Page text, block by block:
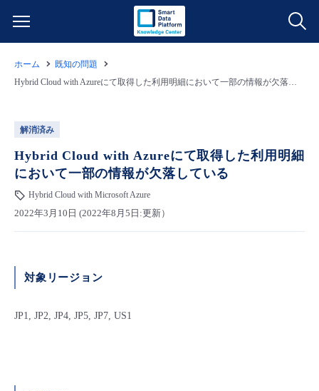
サービス一覧
クラウド/サーバー
ネットワーク
IoT
モニタリング/監査
サポート
データ利活用
クラウド/サーバー
ネットワーク
IoT
モニタリング/監査
料金情報
料金シミュレーター
データ利活用
クラウド/サーバー
ネットワーク
ご利用開始ガイド
■ 管理機能
- 管理機能
- バックアップ
- セキュリティ・監査
故障/メンテナンス情報
サービス稼働状況
ホーム
既知の問題
Hybrid Cloud with Azureにて取得した利用明細において一部の情報が欠落している
解消済み
Hybrid Cloud with Azureにて取得した利用明細
において一部の情報が欠落している
Hybrid Cloud with Microsoft Azure
2022年3月10日 (2022年8月5日:更新）
対象リージョン
JP1, JP2, JP4, JP5, JP7, US1